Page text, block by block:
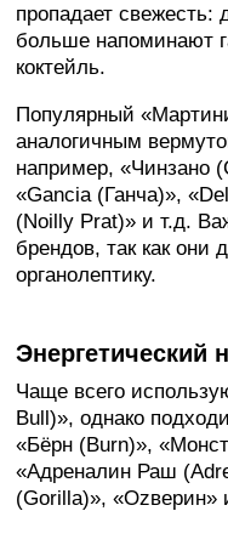
пропадает свежесть:
больше напоминают
коктейль.
Популярный
аналогичным
например, «Чинзано
«Gancia (Ганча)»,
(Noilly Prat)» и т.д.
брендов, так как
органолептику.
Энергетический
Чаще всего
Bull)», однако
«Бёрн (Burn)»,
«Адреналин Раш
(Gorilla)», «Ozверин»